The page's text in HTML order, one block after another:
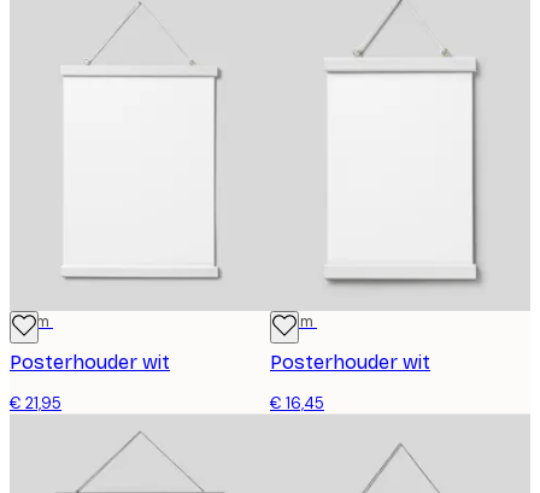
31 cm
Posterhouder wit
€ 21,95
22 cm
Posterhouder wit
€ 16,45